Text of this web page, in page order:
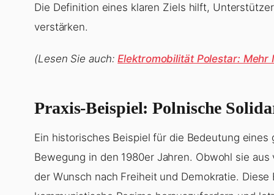
Die Definition eines klaren Ziels hilft,
verstärken.
(Lesen Sie auch:Elektromobilität Polestar:
Praxis-Beispiel: Polnische
Ein historisches Beispiel für die Bedeutung
Bewegung in den 1980er Jahren. Obwohl sie
der Wunsch nach Freiheit und Demokratie.